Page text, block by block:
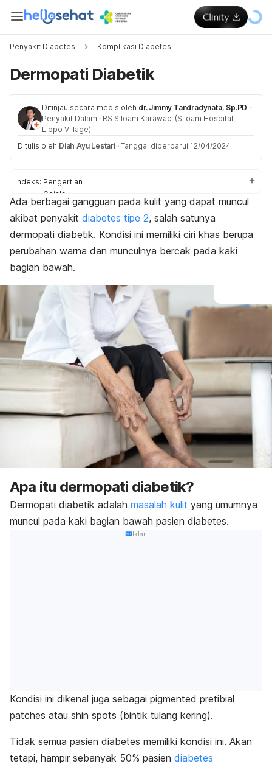
Penyakit Diabetes Komplikasi Diabetes
Dermopati Diabetik
Ditinjau secara medis oleh dr. Jimmy Tandradynata, Sp.PD ·
Penyakit Dalam · RS Siloam Karawaci (Siloam Hospital
Lippo Village)
Ditulis oleh Diah Ayu Lestari · Tanggal diperbarui 12/04/2024
Indeks: Pengertian
Gejala
Penyebab
Diagnosis
Pengobatan
Ada berbagai gangguan pada kulit yang dapat muncul
akibat penyakit diabetes tipe 2, salah satunya
dermopati diabetik. Kondisi ini memiliki ciri khas berupa
perubahan warna dan munculnya bercak pada kaki
bagian bawah.
Apa itu dermopati diabetik?
Dermopati diabetik adalah masalah kulit yang umumnya
muncul pada kaki bagian bawah pasien diabetes.
Iklan
Kondisi ini dikenal juga sebagai pigmented pretibial
patches atau shin spots (bintik tulang kering).
Tidak semua pasien diabetes memiliki kondisi ini. Akan
tetapi, hampir sebanyak 50% pasien diabetes